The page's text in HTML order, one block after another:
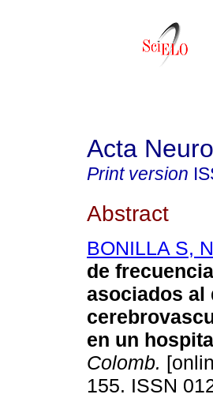
Acta
Print version
Abstract
BONILLA S,
de
asociados al
en un
Colomb.
155. ISSN